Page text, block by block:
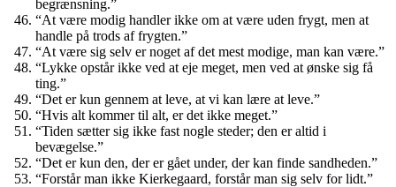
begrænsning.”
“At være modig handler ikke om at være uden frygt, men at
handle på trods af frygten.”
“At være sig selv er noget af det mest modige, man kan være.”
“Lykke opstår ikke ved at eje meget, men ved at ønske sig få
ting.”
“Det er kun gennem at leve, at vi kan lære at leve.”
“Hvis alt kommer til alt, er det ikke meget.”
“Tiden sætter sig ikke fast nogle steder; den er altid i
bevægelse.”
“Det er kun den, der er gået under, der kan finde sandheden.”
“Forstår man ikke Kierkegaard, forstår man sig selv for lidt.”